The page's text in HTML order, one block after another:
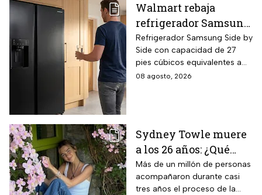
Walmart rebaja
refrigerador Samsung
Side by Side 27 pies
negro para familias
con casi 40% de
descuento
Refrigerador Samsung Side by
Side con capacidad de 27
pies cúbicos equivalentes a
716 litros, tecnología
Inverter con 20 años de
garantía exclusiva,
dispensador de agua y hielo
en la puerta y fábrica de
hielos automática.
08 agosto, 2026
Sydney Towle muere
a los 26 años: ¿Qué
cáncer padecía la
estrella de TikTok?
Más de un millón de personas
acompañaron durante casi
tres años el proceso de la